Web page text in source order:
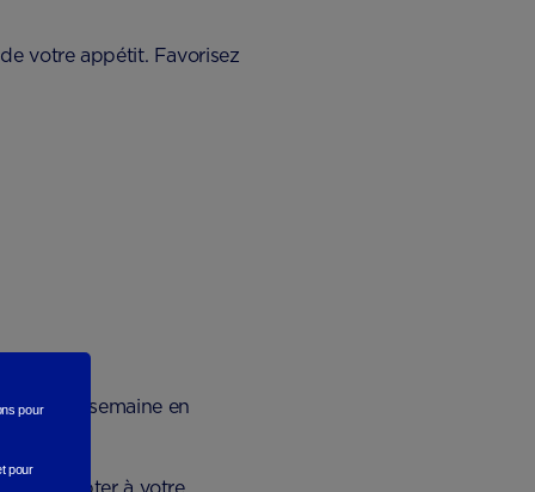
votre appétit. Favorisez
fois par semaine en
pour
pour